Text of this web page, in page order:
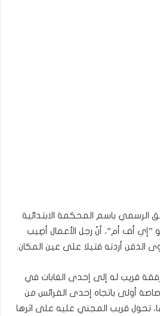
الرسمي باسم المحكمة الابتدائية
”إي أف أم”، أنّ رجل الأعمال أصِيب
أردته قتيلا على عين المكان.
رفقة قريب له إلى إحدى الغابات في
أولى باتجاه إحدى الفرائس من
تحول قريب المجني عليه على اثرها